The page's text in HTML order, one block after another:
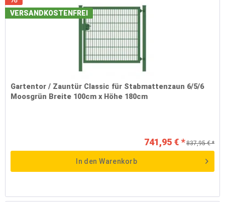
VERSANDKOSTENFREI
Gartentor / Zauntür Classic für Stabmattenzaun 6/5/6
Moosgrün Breite 100cm x Höhe 180cm
741,95 € * 837,95 € *
In den Warenkorb